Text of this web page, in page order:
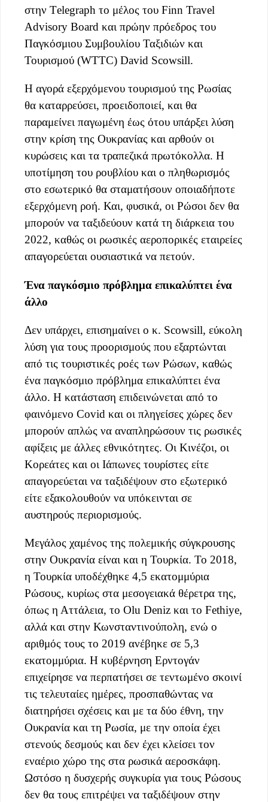
στην Τelegraph το μέλος του Finn Travel
Advisory Board και πρώην πρόεδρος του
Παγκόσμιου Συμβουλίου Ταξιδιών και
Τουρισμού (WTTC) David Scowsill.
Η αγορά εξερχόμενου τουρισμού της Ρωσίας
θα καταρρεύσει, προειδοποιεί, και θα
παραμείνει παγωμένη έως ότου υπάρξει λύση
στην κρίση της Ουκρανίας και αρθούν οι
κυρώσεις και τα τραπεζικά πρωτόκολλα. Η
υποτίμηση του ρουβλίου και ο πληθωρισμός
στο εσωτερικό θα σταματήσουν οποιαδήποτε
εξερχόμενη ροή. Και, φυσικά, οι Ρώσοι δεν θα
μπορούν να ταξιδεύουν κατά τη διάρκεια του
2022, καθώς οι ρωσικές αεροπορικές εταιρείες
απαγορεύεται ουσιαστικά να πετούν.
Ένα παγκόσμιο πρόβλημα επικαλύπτει ένα
άλλο
Δεν υπάρχει, επισημαίνει ο κ. Scowsill, εύκολη
λύση για τους προορισμούς που εξαρτώνται
από τις τουριστικές ροές των Ρώσων, καθώς
ένα παγκόσμιο πρόβλημα επικαλύπτει ένα
άλλο. Η κατάσταση επιδεινώνεται από το
φαινόμενο Covid και οι πληγείσες χώρες δεν
μπορούν απλώς να αναπληρώσουν τις ρωσικές
αφίξεις με άλλες εθνικότητες. Οι Κινέζοι, οι
Κορεάτες και οι Ιάπωνες τουρίστες είτε
απαγορεύεται να ταξιδέψουν στο εξωτερικό
είτε εξακολουθούν να υπόκεινται σε
αυστηρούς περιορισμούς.
Μεγάλος χαμένος της πολεμικής σύγκρουσης
στην Ουκρανία είναι και η Τουρκία. Το 2018,
η Τουρκία υποδέχθηκε 4,5 εκατομμύρια
Ρώσους, κυρίως στα μεσογειακά θέρετρα της,
όπως η Αττάλεια, το Olu Deniz και το Fethiye,
αλλά και στην Κωνσταντινούπολη, ενώ ο
αριθμός τους το 2019 ανέβηκε σε 5,3
εκατομμύρια. Η κυβέρνηση Ερντογάν
επιχείρησε να περπατήσει σε τεντωμένο σκοινί
τις τελευταίες ημέρες, προσπαθώντας να
διατηρήσει σχέσεις και με τα δύο έθνη, την
Ουκρανία και τη Ρωσία, με την οποία έχει
στενούς δεσμούς και δεν έχει κλείσει τον
εναέριο χώρο της στα ρωσικά αεροσκάφη.
Ωστόσο η δυσχερής συγκυρία για τους Ρώσους
δεν θα τους επιτρέψει να ταξιδέψουν στην